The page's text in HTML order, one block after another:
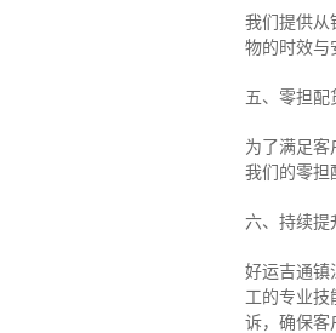
我们提供从
物的时效与
五、零担配
为了满足客
我们的零担
六、持续提
好运吉通镇
工的专业技
诉，确保客